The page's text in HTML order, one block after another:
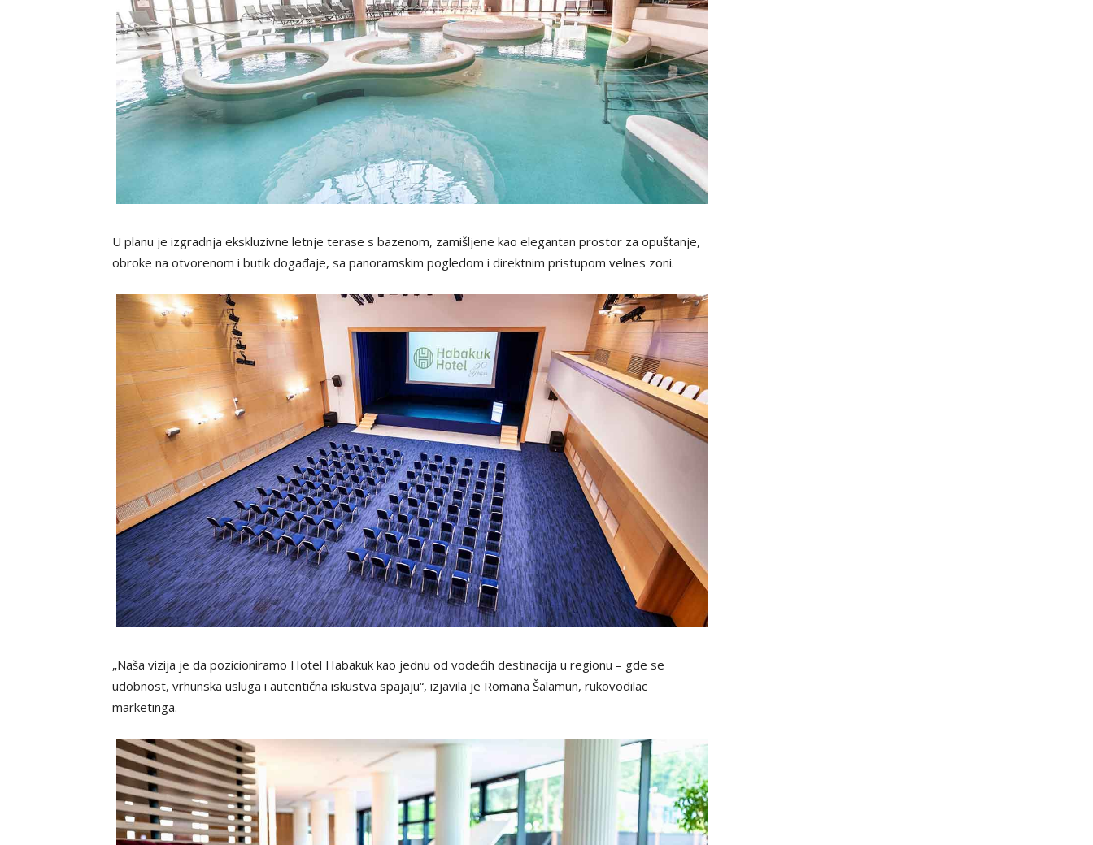
U planu je izgradnja ekskluzivne letnje terase s bazenom, zamišljene kao elegantan prostor za opuštanje,
obroke na otvorenom i butik događaje, sa panoramskim pogledom i direktnim pristupom velnes zoni.
„Naša vizija je da pozicioniramo Hotel Habakuk kao jednu od vodećih destinacija u regionu – gde se
udobnost, vrhunska usluga i autentična iskustva spajaju“, izjavila je Romana Šalamun, rukovodilac
marketinga.